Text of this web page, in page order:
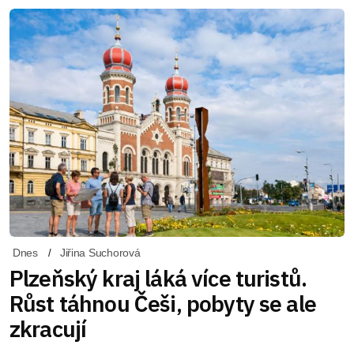
Dnes Jiřina Suchorová
Plzeňský kraj láká více turistů.
Růst táhnou Češi, pobyty se ale
zkracují